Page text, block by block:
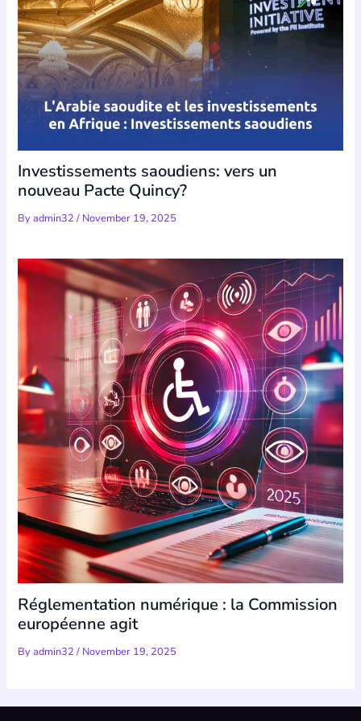
Investissements saoudiens: vers un
nouveau Pacte Quincy?
Byadmin32/ November 19, 2025
Réglementation numérique : la Commission
européenne agit
Byadmin32/ November 19, 2025